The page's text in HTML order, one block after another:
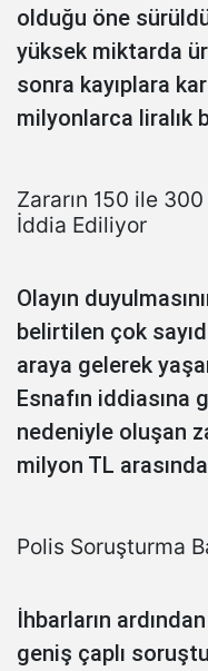
olduğu öne
yüksek miktarda
sonra kayıplara
milyonlarca liralık
Zararın 150 ile
İddia Ediliyor
Olayın
belirtilen çok
araya gelerek
Esnafın iddiasına
nedeniyle oluşan
milyon TL
Polis Soruşturma
İhbarların
geniş çaplı